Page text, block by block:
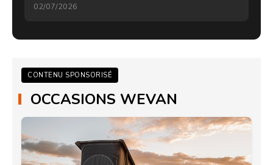
02/07/2026
CONTENU SPONSORISÉ
OCCASIONS WEVAN